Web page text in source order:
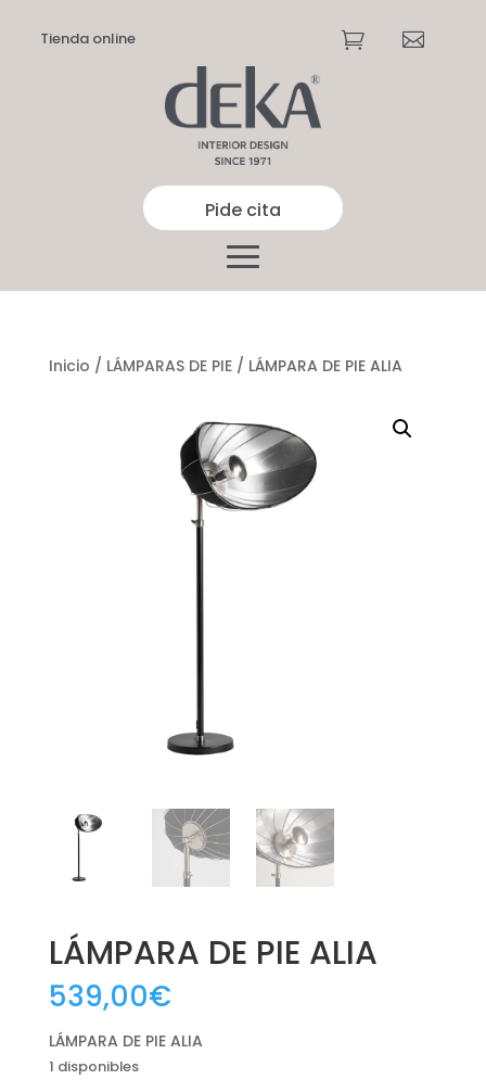
Tienda online  
Pide cita
Inicio / LÁMPARAS DE PIE/ LÁMPARA DE PIE ALIA
LÁMPARA DE PIE ALIA
539,00€
LÁMPARA DE PIE ALIA
1 disponibles